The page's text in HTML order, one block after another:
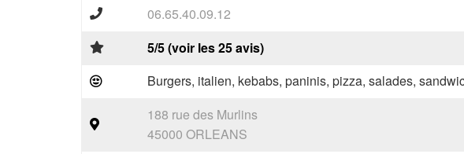
06.65.40.09.12
5/5 (voir les 25 avis)
Burgers, italien, kebabs, paninis, pizza, salades,
188 rue des Murlins
45000 ORLEANS